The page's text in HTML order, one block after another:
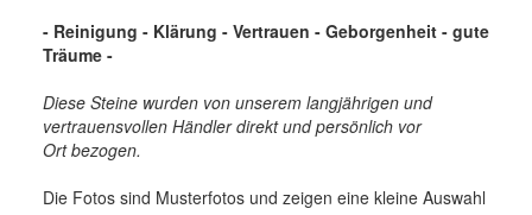
- Reinigung - Klärung - Vertrauen - Geborgenheit - gute
Träume -
Diese Steine wurden von unserem langjährigen und
vertrauensvollen Händler direkt und persönlich vor
Ort bezogen.
Die Fotos sind Musterfotos und zeigen eine kleine Auswahl